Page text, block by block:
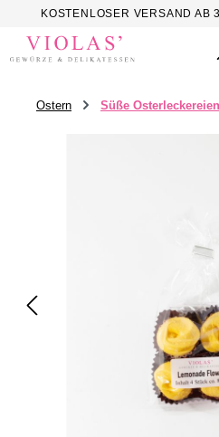
Zum Hauptinhalt springen
KOSTENLOSER VERSAND AB
Ostern Süße Osterleckereien